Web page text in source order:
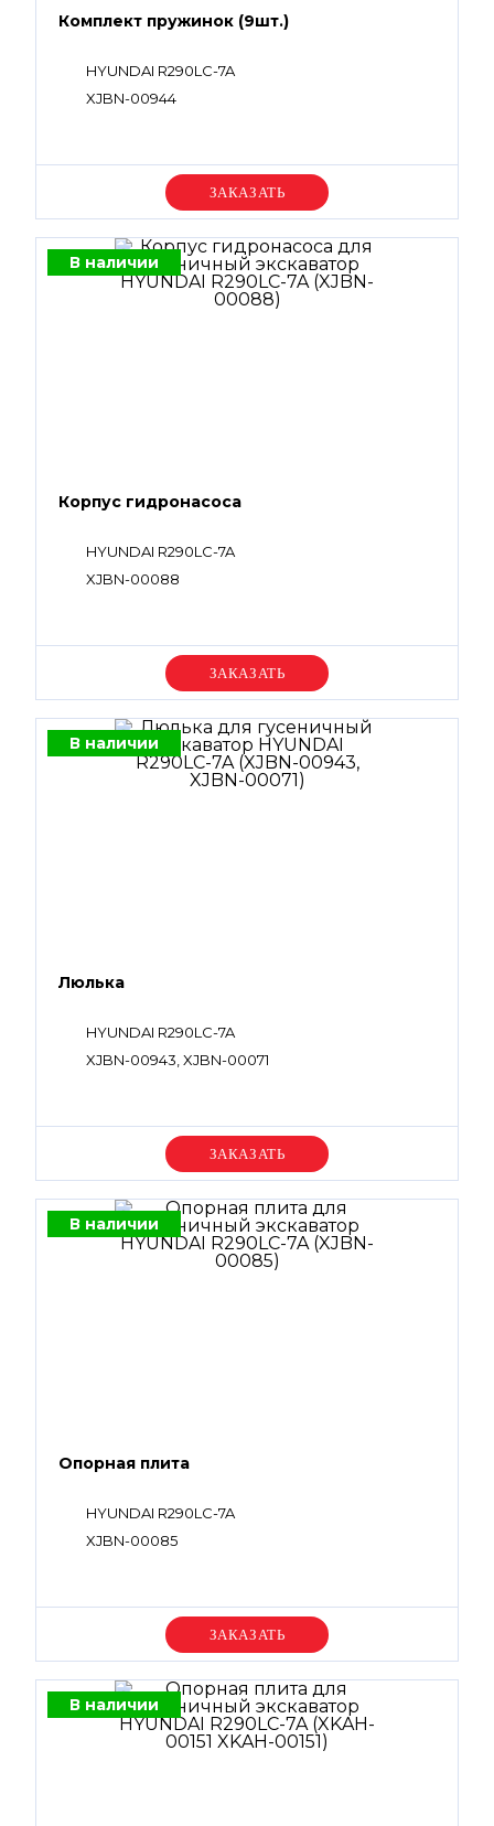
Комплект пружинок (9шт.)
HYUNDAI R290LC-7A
XJBN-00944
Уточняйте цену
В наличии
Корпус гидронасоса
HYUNDAI R290LC-7A
XJBN-00088
Уточняйте цену
В наличии
Люлька
HYUNDAI R290LC-7A
XJBN-00943, XJBN-00071
Уточняйте цену
В наличии
Опорная плита
HYUNDAI R290LC-7A
XJBN-00085
Уточняйте цену
В наличии